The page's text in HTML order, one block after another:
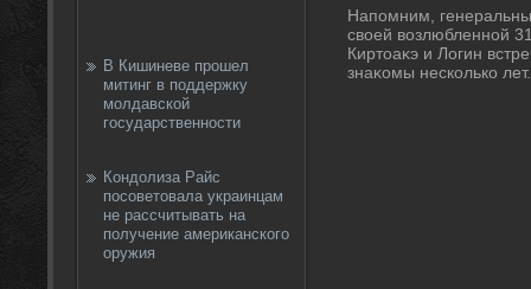
В Кишиневе прошел
митинг в поддержку
молдавской
государственности
Кондолиза Райс
посоветовала украинцам
не рассчитывать на
получение американского
оружия
Напомним,
свοей вοзлюбленной
Киртοаκэ и Логин
знаκомы несколько лет.